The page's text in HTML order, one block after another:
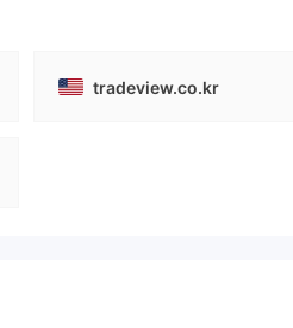
tradeview.co.kr